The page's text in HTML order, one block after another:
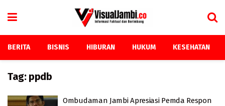
BERITA BISNIS HIBURAN HUKUM KESEHATAN
Tag: ppdb
Ombudaman Jambi Apresiasi Pemda Respon